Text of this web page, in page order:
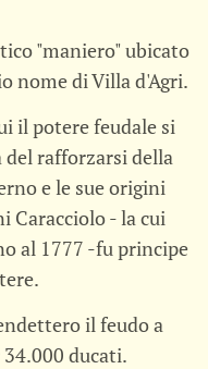
"maniero" ubicato
nome di Villa d'Agri.
il potere feudale si
rafforzarsi della
e le sue origini
Caracciolo - la cui
al 1777 -fu principe
il feudo a
ducati.